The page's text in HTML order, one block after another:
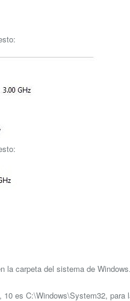
la carpeta del sistema de Windows.
es C:\Windows\System32, para